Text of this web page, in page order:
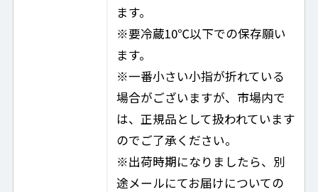
ます。
※要冷蔵10℃以下での保存願い
ます。
※一番小さい小指が折れている
場合がございますが、市場内で
は、正規品として扱われています
のでご了承ください。
※出荷時期になりましたら、別
途メールにてお届けについての